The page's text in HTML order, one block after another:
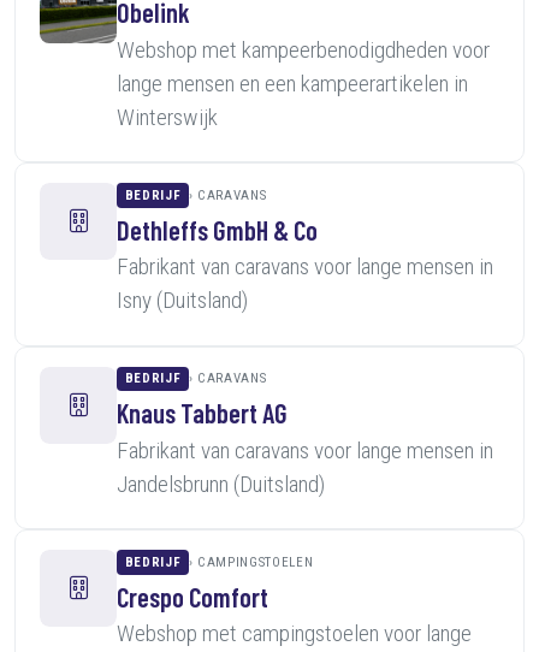
Obelink
Webshop met kampeerbenodigdheden voor
lange mensen en een kampeerartikelen in
Winterswijk
BEDRIJF CARAVANS
Dethleffs GmbH & Co
Fabrikant van caravans voor lange mensen in
Isny (Duitsland)
BEDRIJF CARAVANS
Knaus Tabbert AG
Fabrikant van caravans voor lange mensen in
Jandelsbrunn (Duitsland)
BEDRIJF CAMPINGSTOELEN
Crespo Comfort
Webshop met campingstoelen voor lange